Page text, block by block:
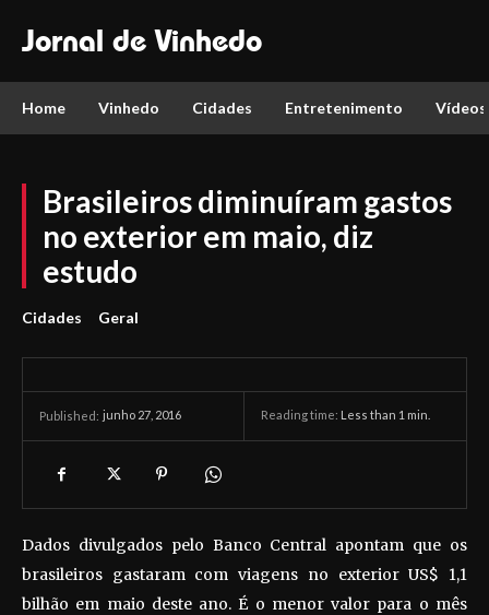
Jornal de Vinhedo
Home Vinhedo Cidades Entretenimento Vídeos
Brasileiros diminuíram gastos
no exterior em maio, diz
estudo
Cidades Geral
Published: junho 27, 2016 Reading time: Less than 1 min.
Dados divulgados pelo Banco Central apontam que os
brasileiros gastaram com viagens no exterior US$ 1,1
bilhão em maio deste ano. É o menor valor para o mês